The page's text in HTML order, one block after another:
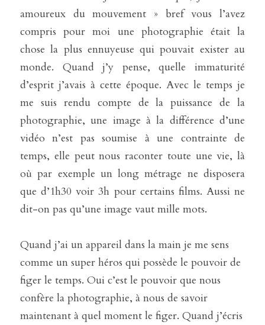
amoureux du mouvement » bref vous l’avez
compris pour moi une photographie était la
chose la plus ennuyeuse qui pouvait exister au
monde. Quand j’y pense, quelle immaturité
d’esprit j’avais à cette époque. Avec le temps je
me suis rendu compte de la puissance de la
photographie, une image à la différence d’une
vidéo n’est pas soumise à une contrainte de
temps, elle peut nous raconter toute une vie, là
où par exemple un long métrage ne disposera
que d’1h30 voir 3h pour certains films. Aussi ne
dit-on pas qu’une image vaut mille mots.
Quand j’ai un appareil dans la main je me sens
comme un super héros qui possède le pouvoir de
figer le temps. Oui c’est le pouvoir que nous
confère la photographie, à nous de savoir
maintenant à quel moment le figer. Quand j’écris